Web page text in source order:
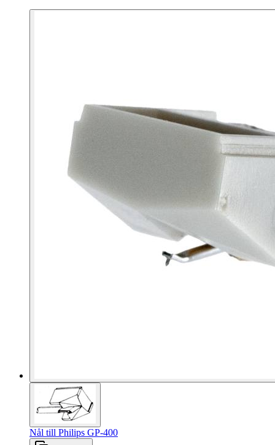
Nål till Philips GP-400